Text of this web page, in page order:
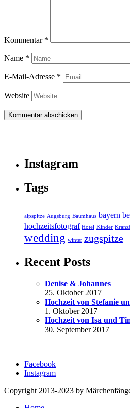
Kommentar *
Name *
E-Mail-Adresse *
Website
Instagram
Tags
alpspitze Augsburg Baumhaus bayern
hochzeitsfotograf Hotel Kinder
wedding winter zugspitze
Recent Posts
Denise & Johannes
25. Oktober 2017
Hochzeit von Stefanie
1. Oktober 2017
Hochzeit von Isa und
30. September 2017
Facebook
Instagram
Copyright 2013-2023 by